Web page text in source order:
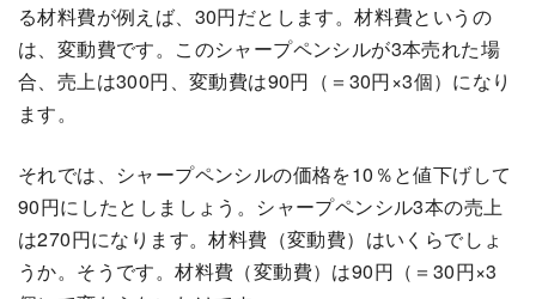
る材料費が例えば、30円だとします。材料費というの
は、変動費です。このシャープペンシルが3本売れた場
合、売上は300円、変動費は90円（＝30円×3個）になり
ます。
それでは、シャープペンシルの価格を10％と値下げして
90円にしたとしましょう。シャープペンシル3本の売上
は270円になります。材料費（変動費）はいくらでしょ
うか。そうです。材料費（変動費）は90円（＝30円×3